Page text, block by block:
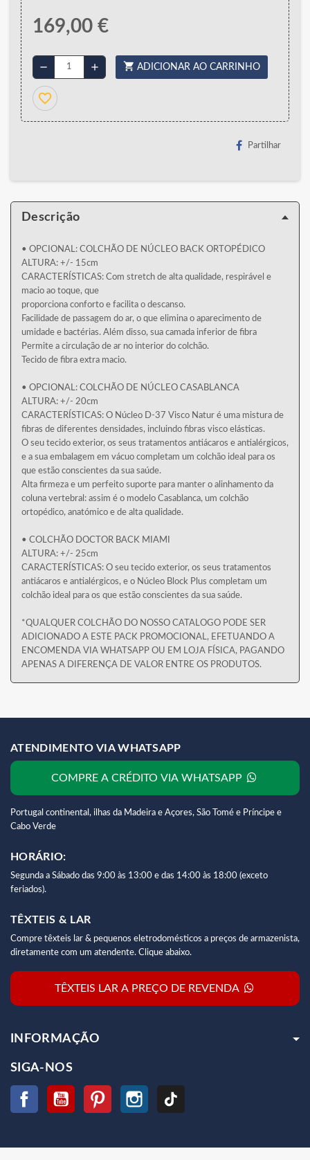
169,00 €
remove add shopping_cart ADICIONAR AO CARRINHO
favorite_border
Partilhar
Descrição
• OPCIONAL: COLCHÃO DE NÚCLEO BACK ORTOPÉDICO
ALTURA: +/- 15cm
CARACTERÍSTICAS: Com stretch de alta qualidade, respirável e
macio ao toque, que
proporciona conforto e facilita o descanso.
Facilidade de passagem do ar, o que elimina o aparecimento de
umidade e bactérias. Além disso, sua camada inferior de fibra
Permite a circulação de ar no interior do colchão.
Tecido de fibra extra macio.
• OPCIONAL: COLCHÃO DE NÚCLEO CASABLANCA
ALTURA: +/- 20cm
CARACTERÍSTICAS: O Núcleo D-37 Visco Natur é uma mistura de
fibras de diferentes densidades, incluindo fibras visco elásticas.
O seu tecido exterior, os seus tratamentos antiácaros e antialérgicos,
e a sua embalagem em vácuo completam um colchão ideal para os
que estão conscientes da sua saúde.
Alta firmeza e um perfeito suporte para manter o alinhamento da
coluna vertebral: assim é o modelo Casablanca, um colchão
ortopédico, anatómico e de alta qualidade.
• COLCHÃO DOCTOR BACK MIAMI
ALTURA: +/- 25cm
CARACTERÍSTICAS: O seu tecido exterior, os seus tratamentos
antiácaros e antialérgicos, e o Núcleo Block Plus completam um
colchão ideal para os que estão conscientes da sua saúde.
*QUALQUER COLCHÃO DO NOSSO CATALOGO PODE SER
ADICIONADO A ESTE PACK PROMOCIONAL, EFETUANDO A
ENCOMENDA VIA WHATSAPP OU EM LOJA FÍSICA, PAGANDO
APENAS A DIFERENÇA DE VALOR ENTRE OS PRODUTOS.
ATENDIMENTO VIA WHATSAPP
COMPRE A CRÉDITO VIA WHATSAPP
Portugal continental, ilhas da Madeira e Açores, São Tomé e Príncipe e
Cabo Verde
HORÁRIO:
Segunda a Sábado das 9:00 às 13:00 e das 14:00 às 18:00 (exceto
feriados).
TÊXTEIS & LAR
Compre têxteis lar & pequenos eletrodomésticos a preços de armazenista,
diretamente com um atendente. Clique abaixo.
TÊXTEIS LAR A PREÇO DE REVENDA
INFORMAÇÃO
SIGA-NOS
Facebook YouTube Pinterest Instagram